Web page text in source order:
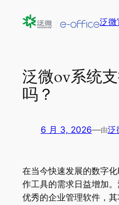
泛微
泛微ov系统
吗？
6 月 3, 2026—由泛
在当今快速发展的数字
作工具的需求日益增加
优秀的企业管理软件，